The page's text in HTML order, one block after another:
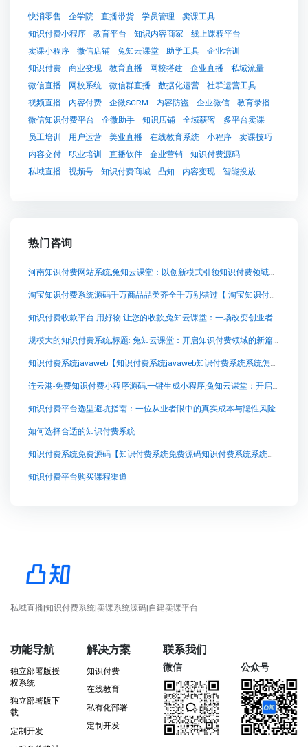
快消零售 企学院 直播带货 学员管理
卖课工具
知识付费小程序
教育平台 知识内容商家
线上课程平台
卖课小程序
微信店铺 兔知云课堂 助学工具
企业培训
知识付费
商业变现 教育直播 网校搭建 企业直播
私域流量
微信直播
网校系统 微信群直播 数据化运营
社群运营工具
视频直播
内容付费 企微SCRM 内容防盗 企业微信
教育录播
微信知识付费平台
企微助手 知识店铺 全域获客
多平台卖课
员工培训
用户运营 美业直播 在线教育系统 小程序
卖课技巧
内容交付
职业培训 直播软件 企业营销
知识付费源码
私域直播
视频号 知识付费商城 凸知 内容变现 智能投放
热门咨询
河南知识付费网站系统,兔知云课堂：以创新模式引领知识付费领域的新风潮
淘宝知识付费系统源码千万商品品类齐全千万别错过【 淘宝知识付费系统源码千万商品品类齐全千万别错过知识付费系统系统怎么制作，知识付费系统搭建使用教程】
知识付费收款平台-用好物-让您的收款,兔知云课堂：一场改变创业者命运的起点
规模大的知识付费系统,标题: 兔知云课堂：开启知识付费领域的新篇章
知识付费系统javaweb【知识付费系统javaweb知识付费系统系统怎么制作，知识付费系统搭建使用教程】
连云港-免费知识付费小程序源码,一键生成小程序,兔知云课堂：开启知识付费新时代的创造力之源
知识付费平台选型避坑指南：一位从业者眼中的真实成本与隐性风险
如何选择合适的知识付费系统
知识付费系统免费源码【知识付费系统免费源码知识付费系统系统怎么制作，知识付费系统搭建使用教程】
知识付费平台购买课程渠道
私域直播|知识付费系统|卖课系统源码|自建卖课平台
功能导航
独立部署版授
权系统
独立部署版下
载
定制开发
解决方案
知识付费
在线教育
私有化部署
定制开发
联系我们
微信 公众号